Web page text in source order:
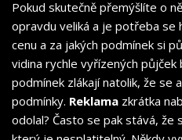
Pokud skutečně přemýšlíte o
opravdu veliká a je potřeba se
cenu a za jakých podmínek si
vidina rychle vyřízených
podmínek zlákají natolik, že se
podmínky. Reklama zkrátka
odolal? Často se pak stává, že